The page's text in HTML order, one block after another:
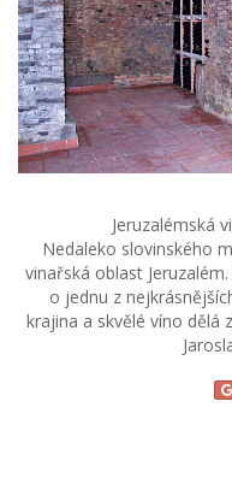
Jeruzalémská
Nedaleko slovinského
vinařská oblast
o jednu z
krajina a skvělé víno dělá